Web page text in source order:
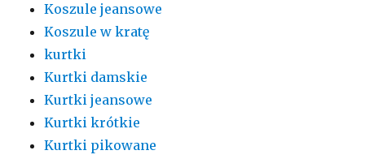
Koszule jeansowe
Koszule w kratę
kurtki
Kurtki damskie
Kurtki jeansowe
Kurtki krótkie
Kurtki pikowane